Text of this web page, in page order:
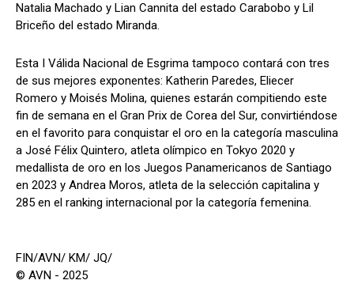
Natalia Machado y Lian Cannita del estado Carabobo y Lil
Briceño del estado Miranda.
Esta I Válida Nacional de Esgrima tampoco contará con tres
de sus mejores exponentes: Katherin Paredes, Eliecer
Romero y Moisés Molina, quienes estarán compitiendo este
fin de semana en el Gran Prix de Corea del Sur, convirtiéndose
en el favorito para conquistar el oro en la categoría masculina
a José Félix Quintero, atleta olímpico en Tokyo 2020 y
medallista de oro en los Juegos Panamericanos de Santiago
en 2023 y Andrea Moros, atleta de la selección capitalina y
285 en el ranking internacional por la categoría femenina.
FIN/AVN/ KM/ JQ/
© AVN - 2025